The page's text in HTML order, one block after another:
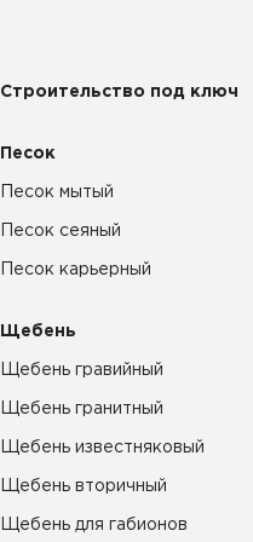
Строительство под ключ
Песок
Песок мытый
Песок сеяный
Песок карьерный
Щебень
Щебень гравийный
Щебень гранитный
Щебень известняковый
Щебень вторичный
Щебень для габионов